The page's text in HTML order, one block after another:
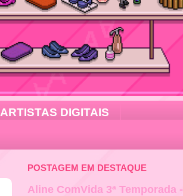
ARTISTAS DIGITAIS
POSTAGEM EM DESTAQUE
Aline ComVida 3ª Temporada -